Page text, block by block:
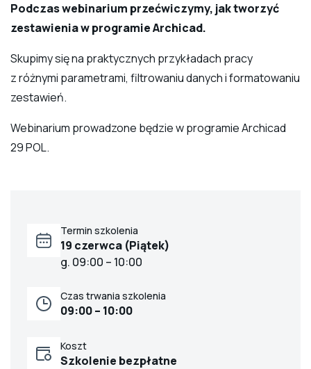
Podczas webinarium przećwiczymy, jak tworzyć
zestawienia w programie Archicad.
Skupimy się na praktycznych przykładach pracy
z różnymi parametrami, filtrowaniu danych i formatowaniu
zestawień.
Webinarium prowadzone będzie w programie Archicad
29 POL.
Termin szkolenia
19 czerwca (Piątek)
g. 09:00 – 10:00
Czas trwania szkolenia
09:00 – 10:00
Koszt
Szkolenie bezpłatne